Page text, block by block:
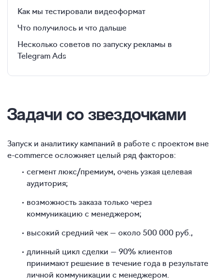
Как мы тестировали видеоформат
Что получилось и что дальше
Несколько советов по запуску рекламы в
Telegram Ads
Задачи со звездочками
Запуск и аналитику кампаний в работе с проектом вне
e-commerce осложняет целый ряд факторов:
сегмент люкс/премиум, очень узкая целевая
аудитория;
возможность заказа только через
коммуникацию с менеджером;
высокий средний чек — около 500 000 руб.,
длинный цикл сделки — 90% клиентов
принимают решение в течение года в результате
личной коммуникации с менеджером.